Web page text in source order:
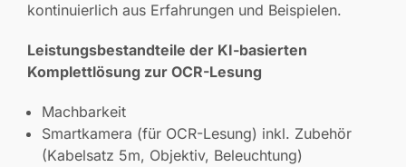
kontinuierlich aus Erfahrungen und Beispielen.
Leistungsbestandteile der KI-basierten
Komplettlösung zur OCR-Lesung
Machbarkeit
Smartkamera (für OCR-Lesung) inkl. Zubehör
(Kabelsatz 5m, Objektiv, Beleuchtung)